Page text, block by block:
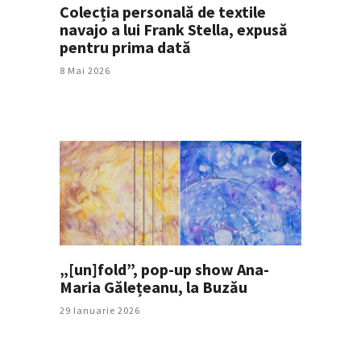
Colecția personală de textile
navajo a lui Frank Stella, expusă
pentru prima dată
8 Mai 2026
„[un]fold”, pop-up show Ana-
Maria Gălețeanu, la Buzău
29 Ianuarie 2026